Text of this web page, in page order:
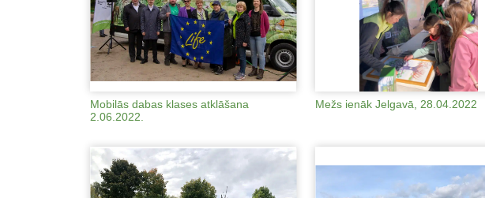
Mobilās dabas klases atklāšana
2.06.2022.
Mežs ienāk Jelgavā, 28.04.2022